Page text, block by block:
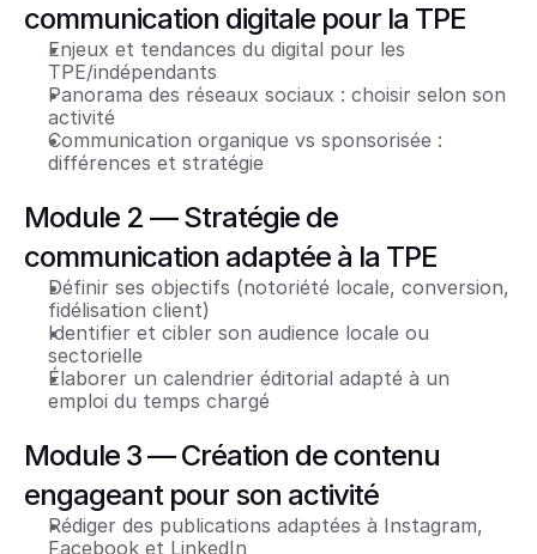
communication digitale pour la TPE
Enjeux et tendances du digital pour les
TPE/indépendants
Panorama des réseaux sociaux : choisir selon son
activité
Communication organique vs sponsorisée :
différences et stratégie
Module 2 — Stratégie de
communication adaptée à la TPE
Définir ses objectifs (notoriété locale, conversion,
fidélisation client)
Identifier et cibler son audience locale ou
sectorielle
Élaborer un calendrier éditorial adapté à un
emploi du temps chargé
Module 3 — Création de contenu
engageant pour son activité
Rédiger des publications adaptées à Instagram,
Facebook et LinkedIn